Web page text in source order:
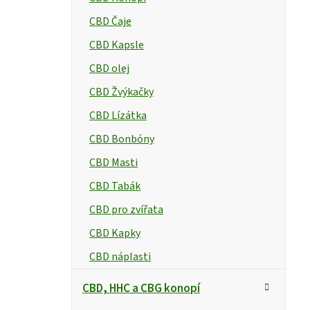
CBD Čaje
CBD Kapsle
CBD olej
CBD Žvýkačky
CBD Lízátka
CBD Bonbóny
CBD Masti
CBD Tabák
CBD pro zvířata
CBD Kapky
CBD náplasti
CBD, HHC a CBG konopí